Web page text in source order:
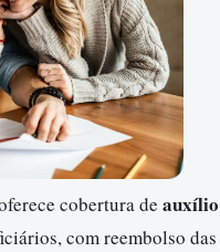
cobertura de auxílio
com reembolso das